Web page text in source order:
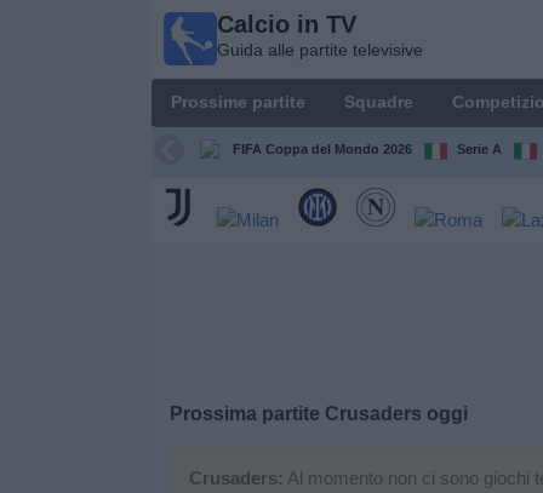
Calcio in TV
Guida alle partite televisive
Prossime partite Squadre
FIFA Coppa del Mondo 2026 Serie A
Prossima partite Crusaders oggi
Crusaders: Al momento non ci sono giochi